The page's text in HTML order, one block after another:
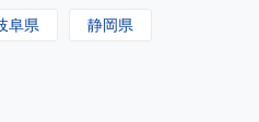
阜県 静岡県